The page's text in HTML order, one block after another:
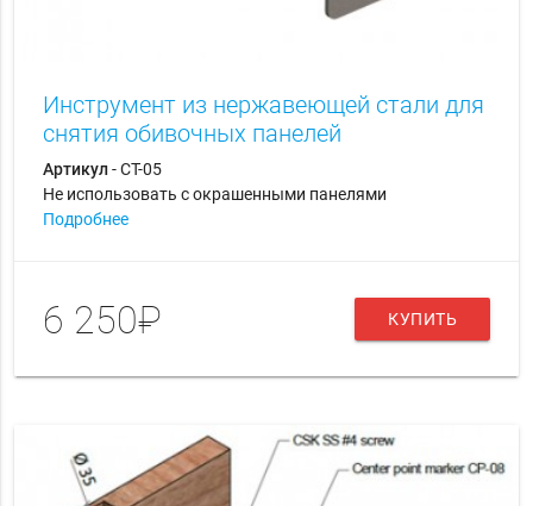
Инструмент из нержавеющей стали для
снятия обивочных панелей
Артикул- CT-05
Не использовать с окрашенными панелями
Подробнее
6 250₽ КУПИТЬ